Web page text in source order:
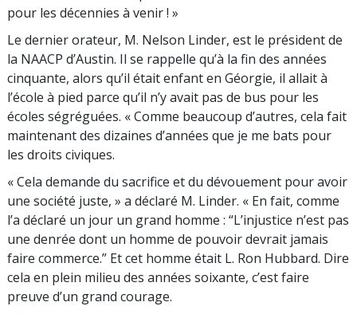
pour les décennies à venir ! »
Le dernier orateur, M. Nelson Linder, est le président de
la NAACP d’Austin. Il se rappelle qu’à la fin des années
cinquante, alors qu’il était enfant en Géorgie, il allait à
l’école à pied parce qu’il n’y avait pas de bus pour les
écoles ségréguées. « Comme beaucoup d’autres, cela fait
maintenant des dizaines d’années que je me bats pour
les droits civiques.
« Cela demande du sacrifice et du dévouement pour avoir
une société juste, » a déclaré M. Linder. « En fait, comme
l’a déclaré un jour un grand homme : “L’injustice n’est pas
une denrée dont un homme de pouvoir devrait jamais
faire commerce.” Et cet homme était L. Ron Hubbard. Dire
cela en plein milieu des années soixante, c’est faire
preuve d’un grand courage.